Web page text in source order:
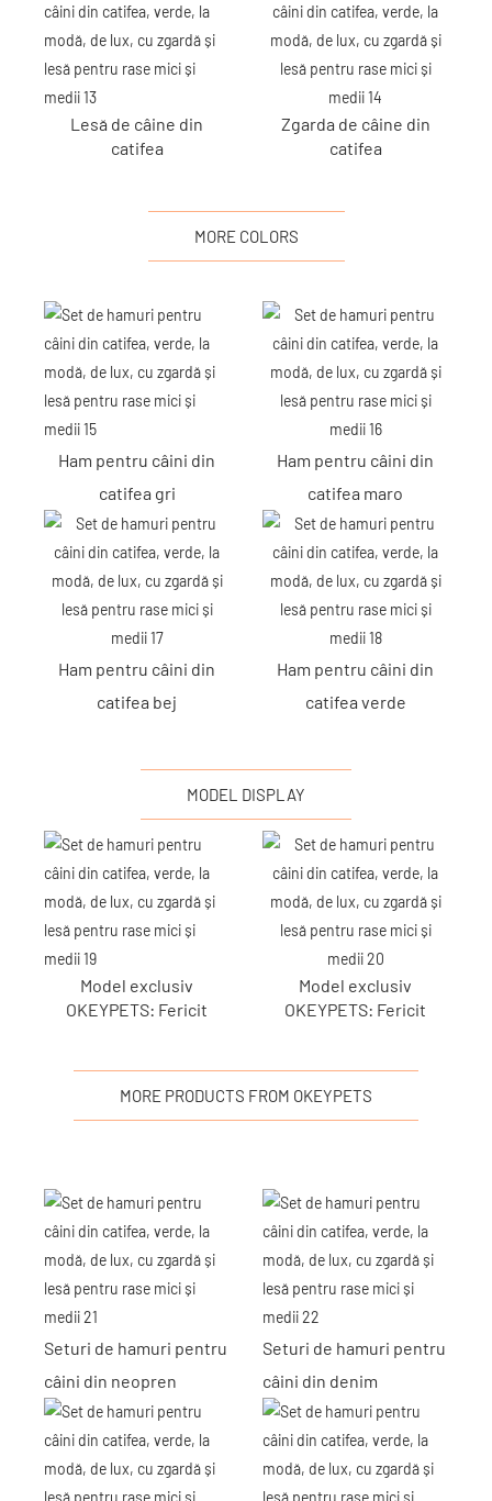
Lesă de câine din
catifea
Zgarda de câine din
catifea
MORE COLORS
Ham pentru câini din
catifea gri
Ham pentru câini din
catifea maro
Ham pentru câini din
catifea bej
Ham pentru câini din
catifea verde
MODEL DISPLAY
Model exclusiv
OKEYPETS: Fericit
Model exclusiv
OKEYPETS: Fericit
MORE PRODUCTS FROM OKEYPETS
Seturi de hamuri pentru
câini din neopren
Seturi de hamuri pentru
câini din denim